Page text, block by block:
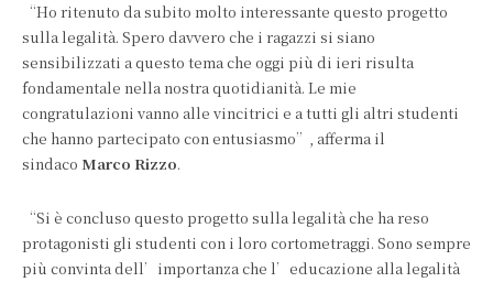
“Ho ritenuto da subito molto interessante questo progetto
sulla legalità. Spero davvero che i ragazzi si siano
sensibilizzati a questo tema che oggi più di ieri risulta
fondamentale nella nostra quotidianità. Le mie
congratulazioni vanno alle vincitrici e a tutti gli altri studenti
che hanno partecipato con entusiasmo”, afferma il
sindaco Marco Rizzo.
“Si è concluso questo progetto sulla legalità che ha reso
protagonisti gli studenti con i loro cortometraggi. Sono sempre
più convinta dell’importanza che l’educazione alla legalità